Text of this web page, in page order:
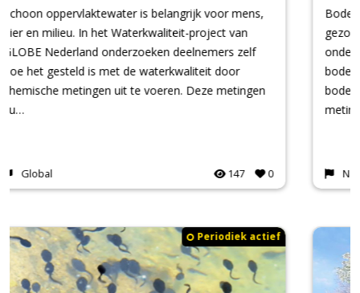
Bodemdieren zijn belangrijke indicatoren voor de
gezondheid van de bodem. In dit project
onderzoeken middelbare scholieren zelf het
bodemleven door op verschillende locaties
bodemdieren te zoeken en te tellen. Door deze
135
Periodiek actief